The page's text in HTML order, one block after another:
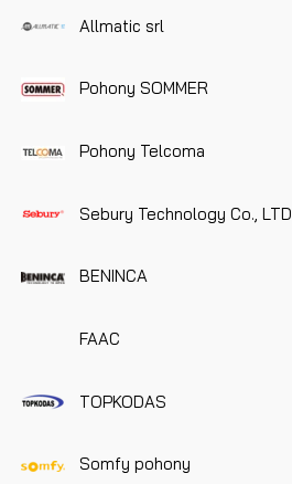
Allmatic srl
Pohony SOMMER
Pohony Telcoma
Sebury Technology Co., LTD
BENINCA
FAAC
TOPKODAS
Somfy pohony